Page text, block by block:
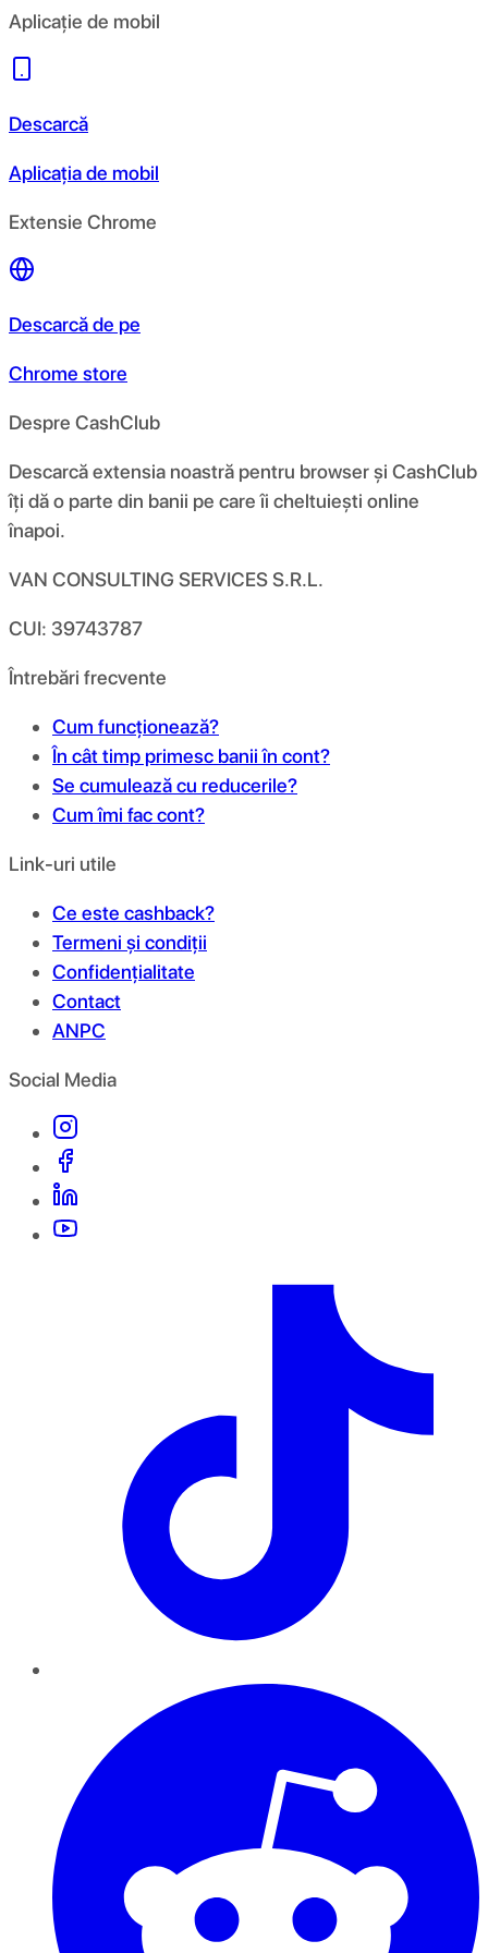
Aplicație de mobil
Descarcă
Aplicația de mobil
Extensie Chrome
Descarcă de pe
Chrome store
Despre CashClub
Descarcă extensia noastră pentru browser și CashClub
îți dă o parte din banii pe care îi cheltuiești online
înapoi.
VAN CONSULTING SERVICES S.R.L.
CUI: 39743787
Întrebări frecvente
Cum funcționează?
În cât timp primesc banii în cont?
Se cumulează cu reducerile?
Cum îmi fac cont?
Link-uri utile
Ce este cashback?
Termeni și condiții
Confidențialitate
Contact
ANPC
Social Media